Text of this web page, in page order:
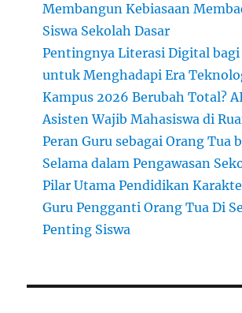
Membangun Kebiasaan
Siswa Sekolah Dasar
Pentingnya Literasi Digital bagi
untuk Menghadapi Era
Kampus 2026 Berubah Total?
Asisten Wajib Mahasiswa di
Peran Guru sebagai Orang Tua
Selama dalam Pengawasan
Pilar Utama Pendidikan
Guru Pengganti Orang Tua Di
Penting Siswa